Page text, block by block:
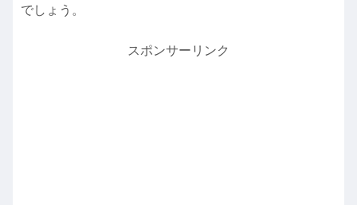
でしょう。
スポンサーリンク